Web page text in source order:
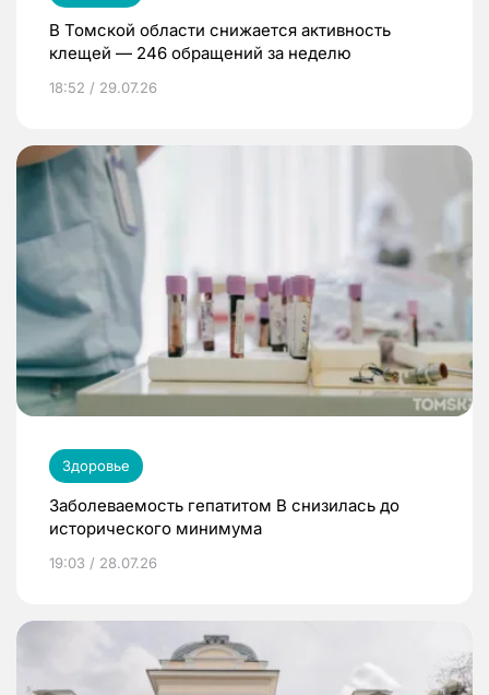
В Томской области снижается активность
клещей — 246 обращений за неделю
18:52 / 29.07.26
Здоровье
Заболеваемость гепатитом В снизилась до
исторического минимума
19:03 / 28.07.26